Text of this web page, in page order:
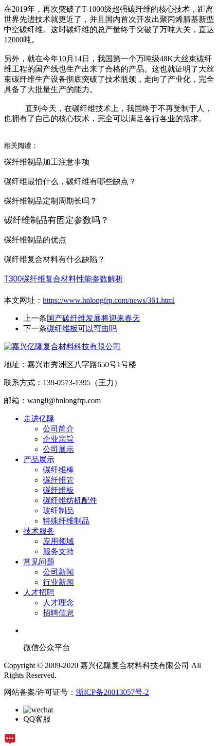
在2019年，再次突破了T-1000级超强碳纤维的核心技术，距离
世界先进技术就更近了，并且国内首次开发出聚丙烯腈基新型
中空碳纤维。这时碳纤维的总产量终于突破了万吨大关，直达
12000吨。
另外，就在今年10月14日，我国第一个万吨级48K大丝束碳纤
维工程的国产线也生产出来了合格的产品。这也就证明了大丝
束碳纤维生产设备彻底突破了技术瓶颈，走向了产业化，完全
具备了大批量生产的能力。
直到今天，在碳纤维技术上，我国终于不再受制于人，
也拥有了自己的核心技术，完全可以满足各行各业的需求。
相关阅读：
碳纤维制品加工注意事项
碳纤维最怕什么，碳纤维有哪些缺点？
碳纤维制品定制周期长吗？
碳纤维制品有固定参数吗？
碳纤维制品的优点
碳纤维复合材料有什么缺陷？
T300碳纤维复合材料性能参数解析
本文网址： https://www.hnlongfrp.com/news/361.html
上一条国产碳纤维发展将迎来春天
下一条碳纤维板可以弯曲吗
地址：嘉兴市秀洲区八字路650号1号楼
联系方式：139-0573-1395（王力）
邮箱：wangli@hnlongfrp.com
走进亿隆
公司简介
企业宗旨
公司展示
产品展示
碳纤维棒
碳纤维管
碳纤维板
碳纤维纺机配件
玻纤制品
特殊纤维制品
技术服务
应用领域
服务支持
常见问题
公司新闻
行业新闻
人才招聘
人才理念
招聘信息
微信公众平台
Copyright © 2009-2020 嘉兴亿隆复合材料科技有限公司 All
Rights Reserved.
网站备案/许可证号： 浙ICP备20013057号-2
QQ客服